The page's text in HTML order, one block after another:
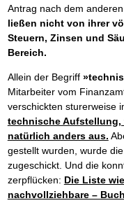
GbR-Vertrag mit
Antrag nach dem
ließen nicht von ihrer
Steuern, Zinsen und
Bereich.
Allein der Begriff
Mitarbeiter vom
verschickten sturerweise
technische Aufstellung,
natürlich anders aus.
gestellt wurden, wurde
zugeschickt. Und die
zerpflücken: Die Liste
nachvollziehbare –